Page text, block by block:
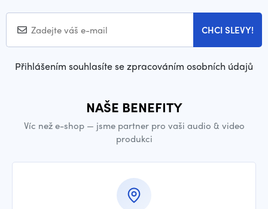
CHCI SLEVY!
Přihlášením souhlasíte se zpracováním osobních údajů
NAŠE BENEFITY
Víc než e-shop — jsme partner pro vaši audio & video
produkci